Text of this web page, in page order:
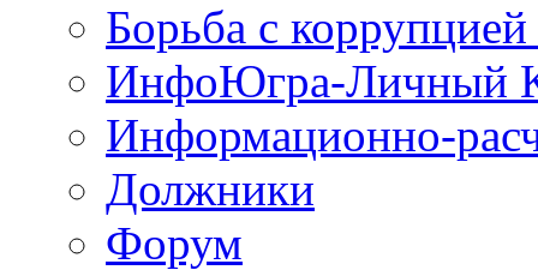
Борьба с
ИнфоЮгра-Личный
Информационно-
Должники
Форум